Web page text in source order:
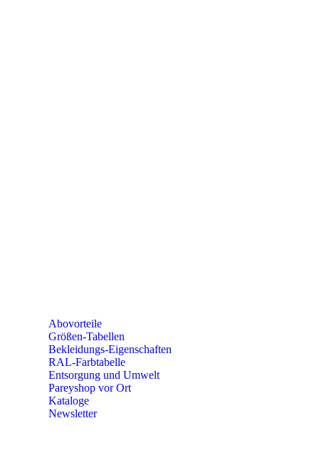
Abovorteile
Größen-Tabellen
Bekleidungs-Eigenschaften
RAL-Farbtabelle
Entsorgung und Umwelt
Pareyshop vor Ort
Kataloge
Newsletter